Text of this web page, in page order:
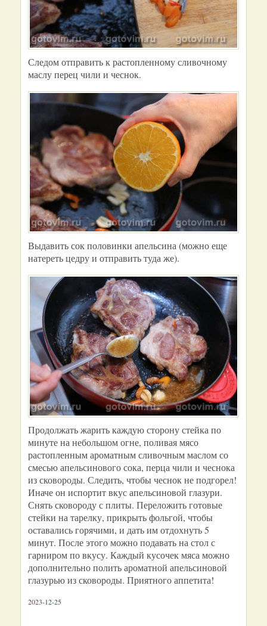
Следом отправить к растопленному сливочному
маслу перец чили и чеснок.
Выдавить сок половинки апельсина (можно еще
натереть цедру и отправить туда же).
Продолжать жарить каждую сторону стейка по
минуте на небольшом огне, поливая мясо
растопленным ароматным сливочным маслом со
смесью апельсинового сока, перца чили и чеснока
из сковороды. Следить, чтобы чеснок не подгорел!
Иначе он испортит вкус апельсиновой глазури.
Снять сковороду с плиты. Переложить готовые
стейки на тарелку, прикрыть фольгой, чтобы
оставались горячими, и дать им отдохнуть 5
минут. После этого можно подавать на стол с
гарниром по вкусу. Каждый кусочек мяса можно
дополнительно полить ароматной апельсиновой
глазурью из сковороды. Приятного аппетита!
2023-12-25